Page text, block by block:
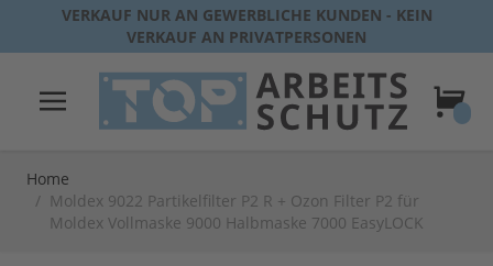
Direkt zum Inhalt
VERKAUF NUR AN GEWERBLICHE KUNDEN - KEIN
VERKAUF AN PRIVATPERSONEN
Home
/ Moldex 9022 Partikelfilter P2 R + Ozon Filter P2 für
Moldex Vollmaske 9000 Halbmaske 7000 EasyLOCK